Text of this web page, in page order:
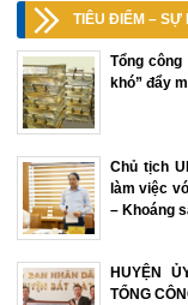
TIÊU ĐIỂM – SỰ
Tổng
khó” đẩy
Chủ tịch
làm việc
– Khoáng
HUYỆN
TỔNG